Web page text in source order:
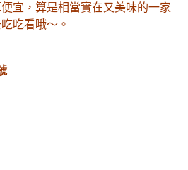
宜，算是相當實在又美味的一家
吃看哦～。